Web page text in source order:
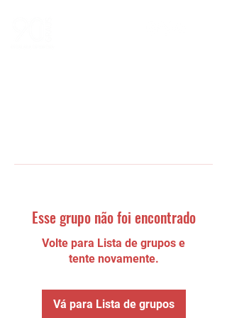
Esse grupo não foi encontrado
Volte para Lista de grupos e
tente novamente.
Vá para Lista de grupos